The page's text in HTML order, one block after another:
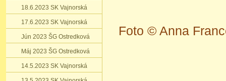
Foto © Anna
18.6.2023 SK Vajnorská
17.6.2023 SK Vajnorská
Jún 2023 ŠG Ostredková
Máj 2023 ŠG Ostredková
14.5.2023 SK Vajnorská